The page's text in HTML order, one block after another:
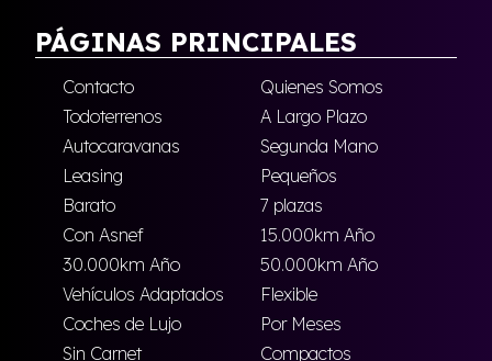
PÁGINAS PRINCIPALES
Contacto
Quienes Somos
Todoterrenos
A Largo Plazo
Autocaravanas
Segunda Mano
Leasing
Pequeños
Barato
7 plazas
Con Asnef
15.000km Año
30.000km Año
50.000km Año
Vehículos Adaptados
Flexible
Coches de Lujo
Por Meses
Sin Carnet
Compactos